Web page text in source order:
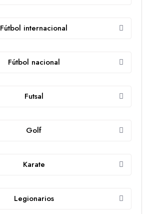
Fútbol internacional
Fútbol nacional
Futsal
Golf
Karate
Legionarios